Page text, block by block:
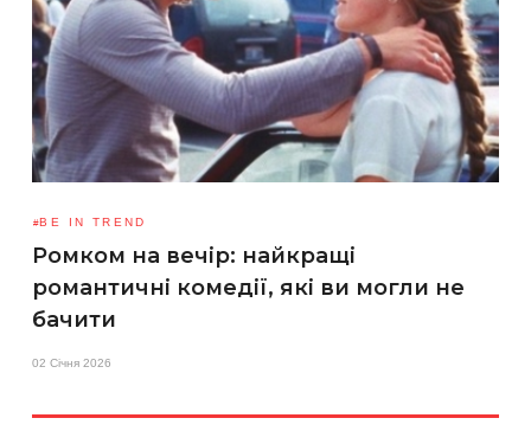
BE IN TREND
Ромком на вечір: найкращі
романтичні комедії, які ви могли не
бачити
02 Січня 2026